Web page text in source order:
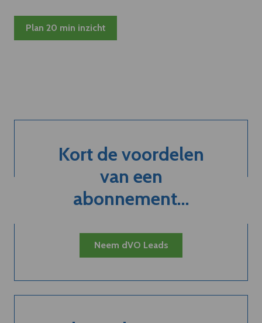
Plan 20 min inzicht
Kort de voordelen
van een
abonnement...
Neem dVO Leads